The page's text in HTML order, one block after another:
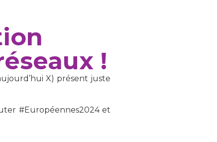
!
X) présent juste
#Européennes2024 et